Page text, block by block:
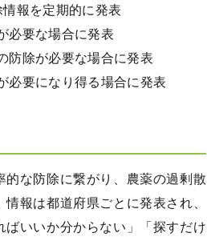
報を定期的に発表
必要な場合に発表
防除が必要な場合に発表
必要になり得る場合に発表
な防除に繋がり、農薬の過剰散
報は都道府県ごとに発表され、
いいか分からない」「探すだけ